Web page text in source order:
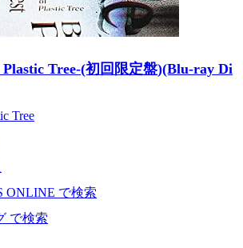
Plastic Tree-(初回限定盤)(Blu-ray Di
Tree
ONLINE で検索
で検索